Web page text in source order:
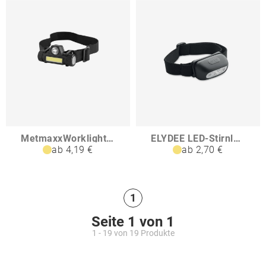
MetmaxxWorklight ReChargeMulticompact
ab 4,19 €
ELYDEE LED-Stirnlampe
ab 2,70 €
1
Seite 1 von 1
1 - 19 von 19 Produkte